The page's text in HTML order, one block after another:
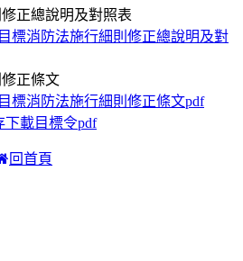
正總說明及對照表
正條文
回首頁